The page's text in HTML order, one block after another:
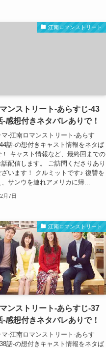
江南ロマンストリート
ンストリート-あらすじ-43
-感想付きネタバレありで！
-江南ロマンストリート-あらす
話-の想付きキャスト情報をネタば
！ キャスト情報など、最終回までの
配信します。 ご訪問くださりあり
います！ クルミットです♪ 復讐を
サンウを連れアメリカに帰...
月7日
江南ロマンストリート
ンストリート-あらすじ-37
-感想付きネタバレありで！
-江南ロマンストリート-あらす
話-の想付きキャスト情報をネタば